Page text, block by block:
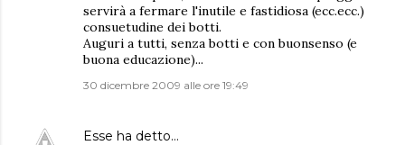
servirà a fermare l'inutile e fastidiosa (ecc.ecc.)
consuetudine dei botti.
Auguri a tutti, senza botti e con buonsenso (e
buona educazione)...
30 dicembre 2009 alle ore 19:49
Esse ha detto…